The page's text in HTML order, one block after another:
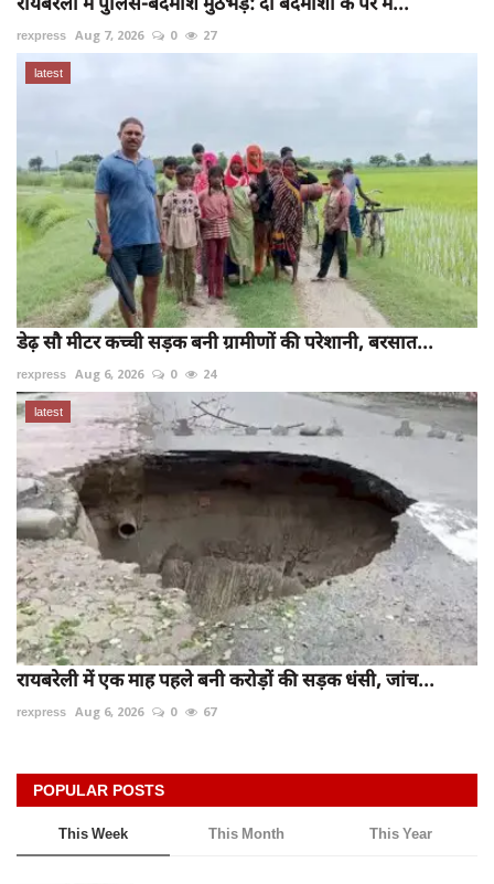
rexpress Aug 7, 2026 0 27
latest
डेढ़ सौ मीटर कच्ची सड़क बनी ग्रामीणों की परेशानी, बरसात...
rexpress Aug 6, 2026 0 24
latest
रायबरेली में एक माह पहले बनी करोड़ों की सड़क धंसी, जांच...
rexpress Aug 6, 2026 0 67
POPULAR POSTS
This Week This Month This Year